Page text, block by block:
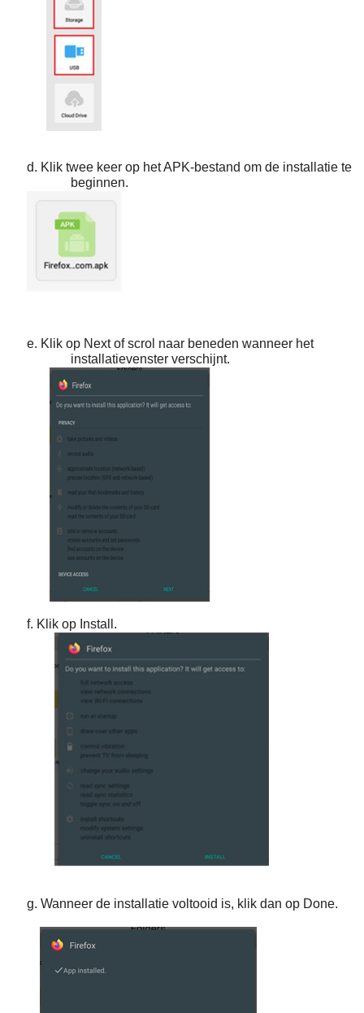
d. Klik twee keer op het APK-bestand om de installatie te
beginnen.
e. Klik op Nextofscrol naar beneden wanneer het
installatievenster verschijnt.
f. Klik op Install.
g. Wanneer de installatie voltooid is, klik dan op Done.